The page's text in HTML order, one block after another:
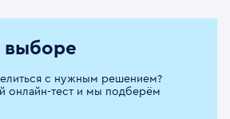
с нужным решением?
онлайн-тест и мы подберём